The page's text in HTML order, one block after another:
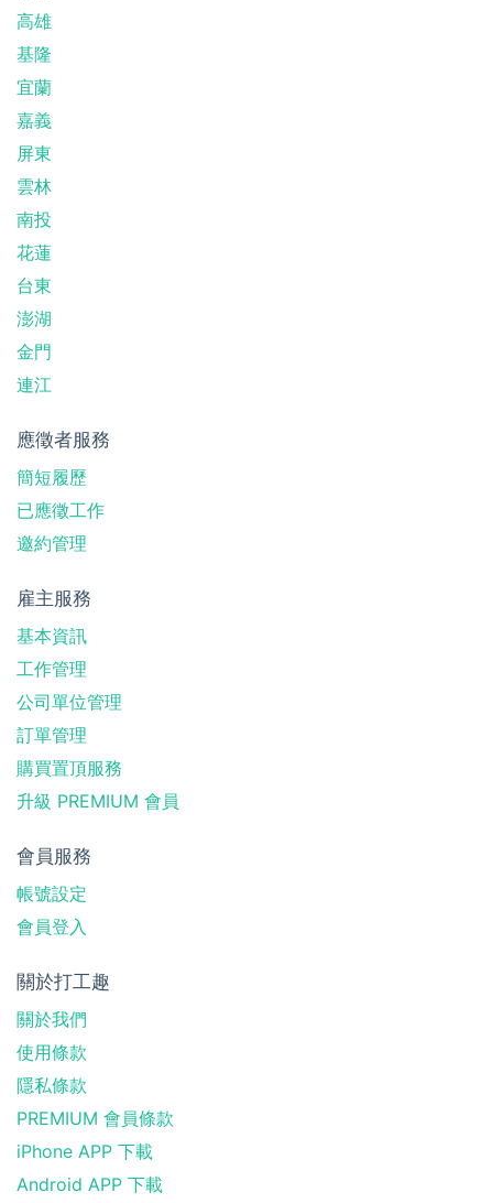
高雄
基隆
宜蘭
嘉義
屏東
雲林
南投
花蓮
台東
澎湖
金門
連江
應徵者服務
簡短履歷
已應徵工作
邀約管理
雇主服務
基本資訊
工作管理
公司單位管理
訂單管理
購買置頂服務
升級 PREMIUM 會員
會員服務
帳號設定
會員登入
關於打工趣
關於我們
使用條款
隱私條款
PREMIUM 會員條款
iPhone APP 下載
Android APP 下載